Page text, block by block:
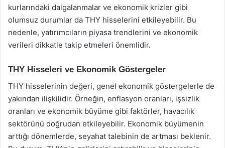
kurlarındaki dalgalanmalar ve ekonomik krizler gibi
olumsuz durumlar da THY hisselerini etkileyebilir. Bu
nedenle, yatırımcıların piyasa trendlerini ve ekonomik
verileri dikkatle takip etmeleri önemlidir.
THY Hisseleri ve Ekonomik Göstergeler
THY hisselerinin değeri, genel ekonomik göstergelerle de
yakından ilişkilidir. Örneğin, enflasyon oranları, işsizlik
oranları ve ekonomik büyüme gibi faktörler, havacılık
sektörünü doğrudan etkileyebilir. Ekonomik büyümenin
arttığı dönemlerde, seyahat talebinin de artması beklenir.